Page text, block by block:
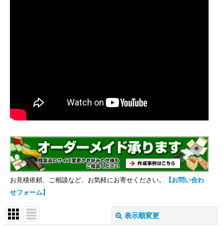
お見積依頼、ご相談など、お気軽にお寄せください。
【お問い合わ
せフォーム】
表示順変更